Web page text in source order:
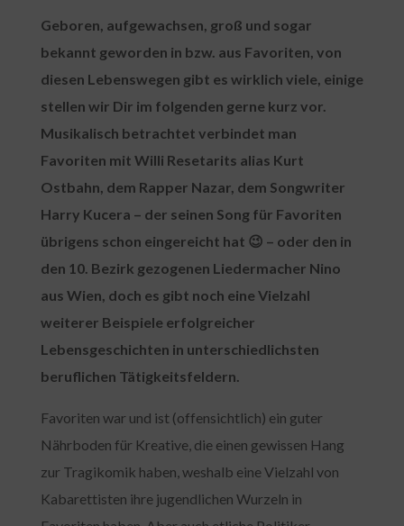
Geboren, aufgewachsen, groß und sogar
bekannt geworden in bzw. aus Favoriten, von
diesen Lebenswegen gibt es wirklich viele, einige
stellen wir Dir im folgenden gerne kurz vor.
Musikalisch betrachtet verbindet man
Favoriten mit Willi Resetarits alias Kurt
Ostbahn, dem Rapper Nazar, dem Songwriter
Harry Kucera – der seinen Song für Favoriten
übrigens schon eingereicht hat 😉 – oder den in
den 10. Bezirk gezogenen Liedermacher Nino
aus Wien, doch es gibt noch eine Vielzahl
weiterer Beispiele erfolgreicher
Lebensgeschichten in unterschiedlichsten
beruflichen Tätigkeitsfeldern.
Favoriten war und ist (offensichtlich) ein guter
Nährboden für Kreative, die einen gewissen Hang
zur Tragikomik haben, weshalb eine Vielzahl von
Kabarettisten ihre jugendlichen Wurzeln in